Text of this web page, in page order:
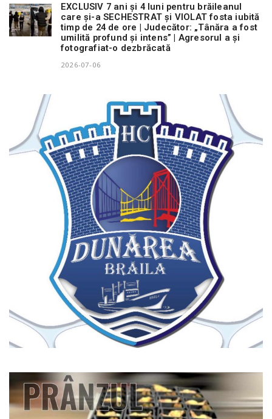
EXCLUSIV 7 ani și 4 luni pentru brăileanul
care și-a SECHESTRAT și VIOLAT fosta iubită
timp de 24 de ore | Judecător: „Tânăra a fost
umilită profund și intens” | Agresorul a și
fotografiat-o dezbrăcată
2026-07-06